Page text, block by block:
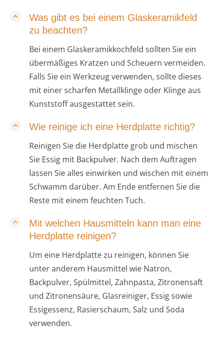
Was gibt es bei einem Glaskeramikfeld
zu beachten?
Bei einem Glaskeramikkochfeld sollten Sie ein
übermäßiges Kratzen und Scheuern vermeiden.
Falls Sie ein Werkzeug verwenden, sollte dieses
mit einer scharfen Metallklinge oder Klinge aus
Kunststoff ausgestattet sein.
Wie reinige ich eine Herdplatte richtig?
Reinigen Sie die Herdplatte grob und mischen
Sie Essig mit Backpulver. Nach dem Auftragen
lassen Sie alles einwirken und wischen mit einem
Schwamm darüber. Am Ende entfernen Sie die
Reste mit einem feuchten Tuch.
Mit welchen Hausmitteln kann man eine
Herdplatte reinigen?
Um eine Herdplatte zu reinigen, können Sie
unter anderem Hausmittel wie Natron,
Backpulver, Spülmittel, Zahnpasta, Zitronensaft
und Zitronensäure, Glasreiniger, Essig sowie
Essigessenz, Rasierschaum, Salz und Soda
verwenden.